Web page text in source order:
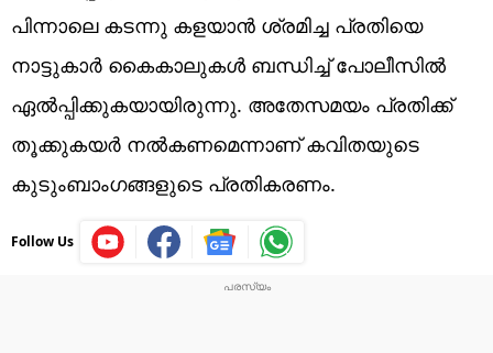
പിന്നാലെ കടന്നു കളയാൻ ശ്രമിച്ച പ്രതിയെ
നാട്ടുകാർ കൈകാലുകൾ ബന്ധിച്ച് പോലീസിൽ
ഏൽപ്പിക്കുകയായിരുന്നു. അതേസമയം പ്രതിക്ക്
തൂക്കുകയർ നൽകണമെന്നാണ് കവിതയുടെ
കുടുംബാംഗങ്ങളുടെ പ്രതികരണം.
Follow Us